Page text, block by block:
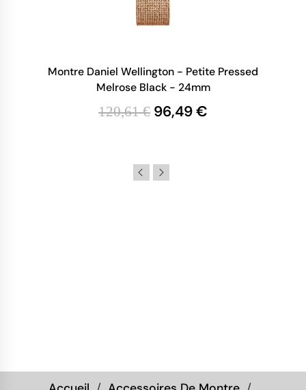
Montre Daniel Wellington - Petite Pressed
Melrose Black - 24mm
120,61 € 96,49 €